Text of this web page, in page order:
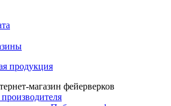
продукция
магазин фейерверков